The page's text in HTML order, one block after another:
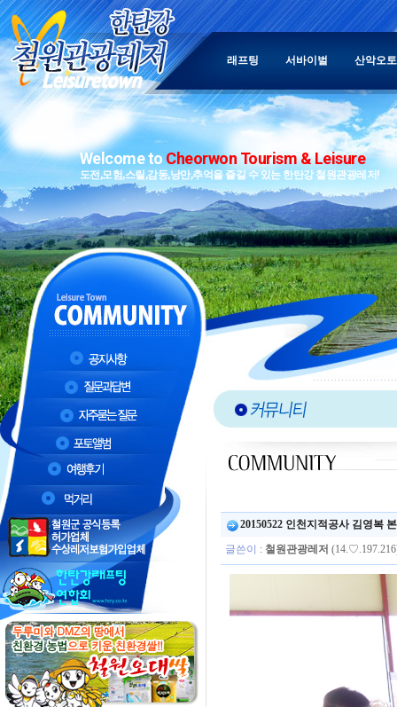
Welcome to Cheorwon Tourism & Leisure
도전,모험,스릴,감동,낭만,추억을 즐길 수 있는 한탄강 철원관광레저!
래프팅 서바이벌 산악오
20150522 인천지적공사 김영복
글쓴이
: 철원관광레저